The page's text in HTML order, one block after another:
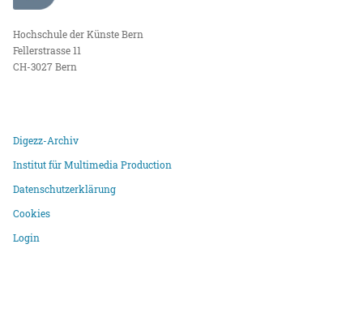
Hochschule der Künste Bern
Fellerstrasse 11
CH-3027 Bern
Digezz-Archiv
Institut für Multimedia Production
Datenschutzerklärung
Cookies
Login